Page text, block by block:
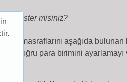
ister misiniz?
masraflarını aşağıda bulunan
Doğru para birimini ayarlamayı